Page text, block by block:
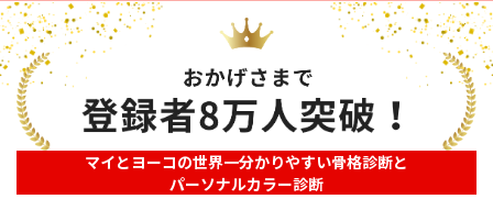
マイとヨーコの世界一分かりやすい骨格診断と
パーソナルカラー診断